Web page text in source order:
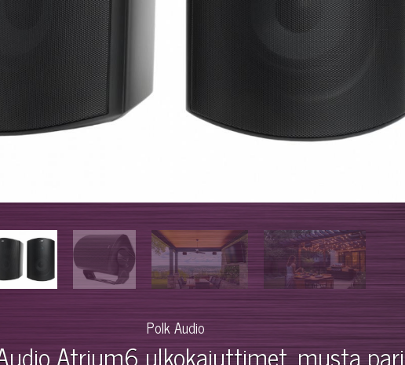
Polk Audio
Atrium6 ulkokaiuttimet, musta pari